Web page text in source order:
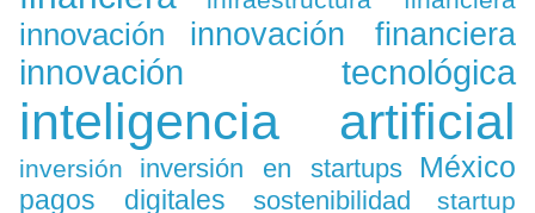
innovación innovación financiera
innovación tecnológica
inteligencia artificial
inversión inversión en startups México
pagos digitales sostenibilidad
startup